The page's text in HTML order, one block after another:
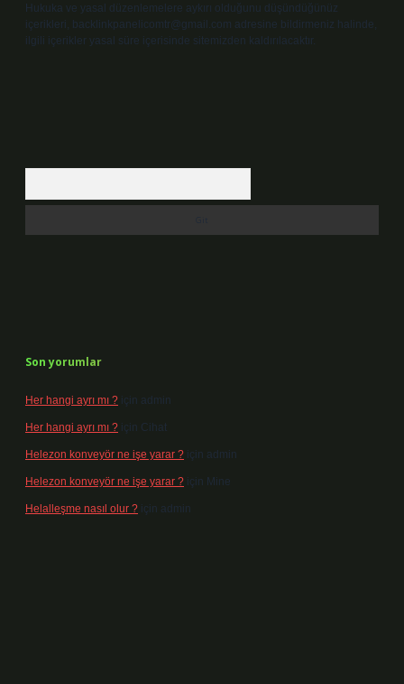
Hukuka ve yasal düzenlemelere aykırı olduğunu düşündüğünüz
içerikleri, backlinkpanelicomtr@gmail.com adresine bildirmeniz halinde,
ilgili içerikler yasal süre içerisinde sitemizden kaldırılacaktır.
Son yorumlar
Her hangi ayrı mı ? için admin
Her hangi ayrı mı ? için Cihat
Helezon konveyör ne işe yarar ? için admin
Helezon konveyör ne işe yarar ? için Mine
Helalleşme nasıl olur ? için admin